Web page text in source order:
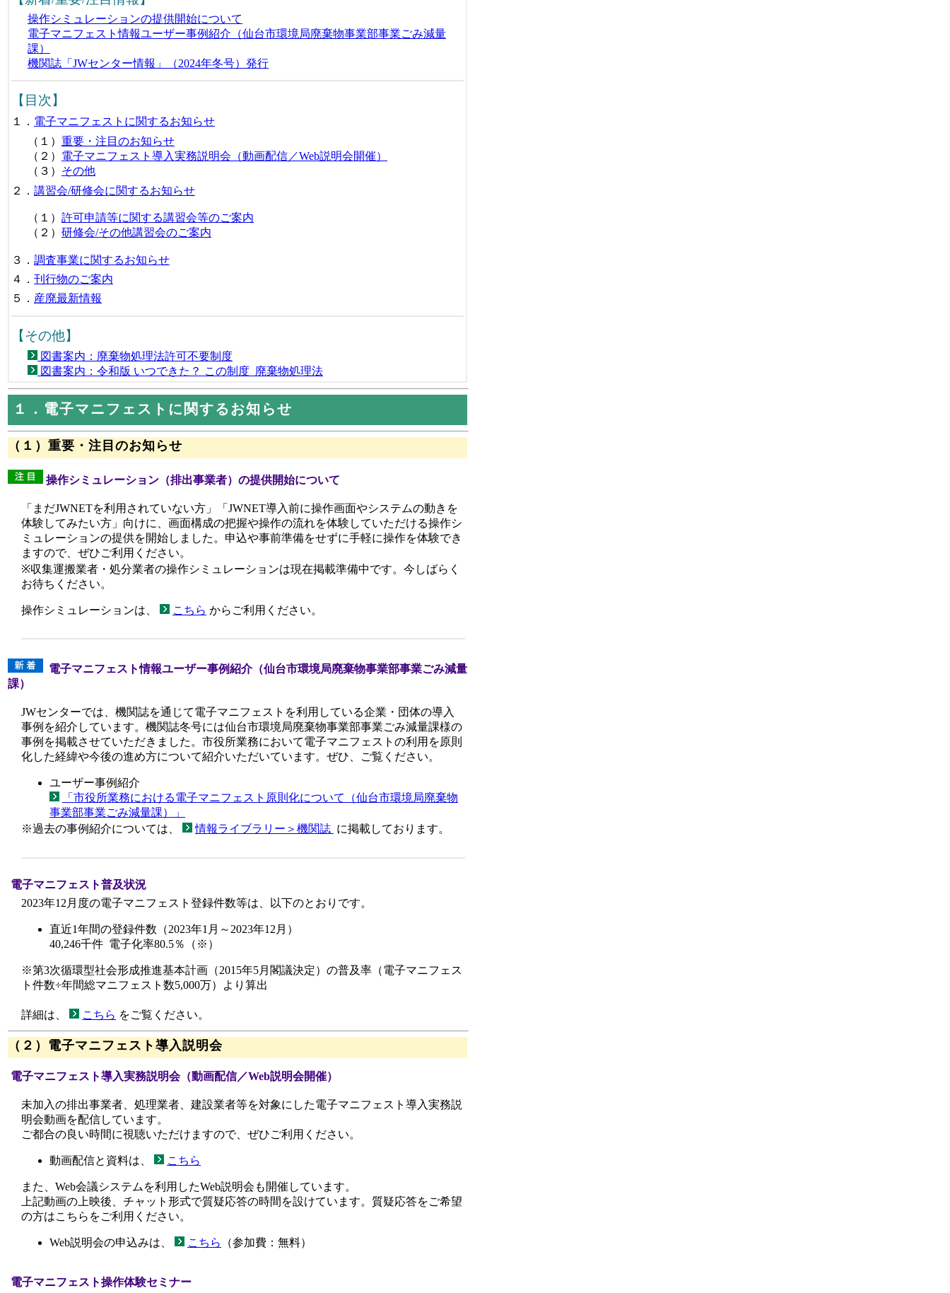
操作シミュレーションの提供開始について
電子マニフェスト情報ユーザー事例紹介（仙台市環境局廃棄物事業部事業ごみ減量
課）
機関誌「JWセンター情報」（2024年冬号）発行
【目次】
１． 電子マニフェストに関するお知らせ
（１） 重要・注目のお知らせ
（２） 電子マニフェスト導入実務説明会（動画配信／Web説明会開催）
（３） その他
２． 講習会/研修会に関するお知らせ
（１） 許可申請等に関する講習会等のご案内
（２） 研修会/その他講習会のご案内
３． 調査事業に関するお知らせ
４． 刊行物のご案内
５． 産廃最新情報
【その他】
図書案内：廃棄物処理法許可不要制度
図書案内：令和版 いつできた？ この制度 廃棄物処理法
１．電子マニフェストに関するお知らせ
（１）重要・注目のお知らせ
操作シミュレーション（排出事業者）の提供開始について
「まだJWNETを利用されていない方」「JWNET導入前に操作画面やシステムの動きを
体験してみたい方」向けに、画面構成の把握や操作の流れを体験していただける操作シ
ミュレーションの提供を開始しました。申込や事前準備をせずに手軽に操作を体験でき
ますので、ぜひご利用ください。
※収集運搬業者・処分業者の操作シミュレーションは現在掲載準備中です。今しばらく
お待ちください。
操作シミュレーションは、 こちら からご利用ください。
電子マニフェスト情報ユーザー事例紹介（仙台市環境局廃棄物事業部事業ごみ減量
課）
JWセンターでは、機関誌を通じて電子マニフェストを利用している企業・団体の導入
事例を紹介しています。機関誌冬号には仙台市環境局廃棄物事業部事業ごみ減量課様の
事例を掲載させていただきました。市役所業務において電子マニフェストの利用を原則
化した経緯や今後の進め方について紹介いただいています。ぜひ、ご覧ください。
ユーザー事例紹介
「市役所業務における電子マニフェスト原則化について（仙台市環境局廃棄物
事業部事業ごみ減量課）」
※過去の事例紹介については、
情報ライブラリー＞機関誌 に掲載しております。
電子マニフェスト普及状況
2023年12月度の電子マニフェスト登録件数等は、以下のとおりです。
直近1年間の登録件数（2023年1月～2023年12月）
40,246千件 電子化率80.5％（※）
※第3次循環型社会形成推進基本計画（2015年5月閣議決定）の普及率（電子マニフェス
ト件数÷年間総マニフェスト数5,000万）より算出
詳細は、 こちら をご覧ください。
（２）電子マニフェスト導入説明会
電子マニフェスト導入実務説明会（動画配信／Web説明会開催）
未加入の排出事業者、処理業者、建設業者等を対象にした電子マニフェスト導入実務説
明会動画を配信しています。
ご都合の良い時間に視聴いただけますので、ぜひご利用ください。
動画配信と資料は、 こちら
また、Web会議システムを利用したWeb説明会も開催しています。
上記動画の上映後、チャット形式で質疑応答の時間を設けています。質疑応答をご希望
の方はこちらをご利用ください。
Web説明会の申込みは、 こちら （参加費：無料）
電子マニフェスト操作体験セミナー